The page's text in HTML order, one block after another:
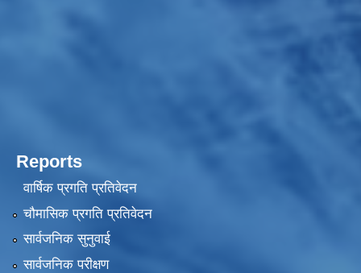
Reports
वार्षिक प्रगति प्रतिवेदन
चौमासिक प्रगति प्रतिवेदन
सार्वजनिक सुनुवाई
सार्वजनिक परीक्षण